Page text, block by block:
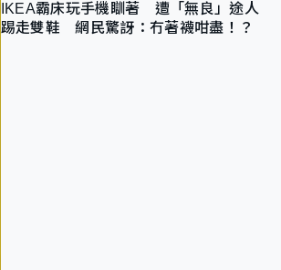
IKEA霸床玩手機瞓著 遭「無良」途人
踢走雙鞋 網民驚訝：冇著襪咁盡！？